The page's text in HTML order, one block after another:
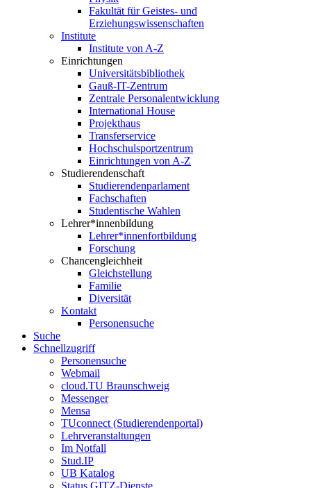
Fakultät für Geistes- und
Erziehungswissenschaften
Institute
Institute von A-Z
Einrichtungen
Universitätsbibliothek
Gauß-IT-Zentrum
Zentrale Personalentwicklung
International House
Projekthaus
Transferservice
Hochschulsportzentrum
Einrichtungen von A-Z
Studierendenschaft
Studierendenparlament
Fachschaften
Studentische Wahlen
Lehrer*innenbildung
Lehrer*innenfortbildung
Forschung
Chancengleichheit
Gleichstellung
Familie
Diversität
Kontakt
Personensuche
Suche
Schnellzugriff
Personensuche
Webmail
cloud.TU Braunschweig
Messenger
Mensa
TUconnect (Studierendenportal)
Lehrveranstaltungen
Im Notfall
Stud.IP
UB Katalog
Status GITZ-Dienste